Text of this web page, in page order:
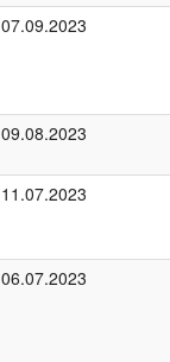
07.09.2023
09.08.2023
11.07.2023
06.07.2023